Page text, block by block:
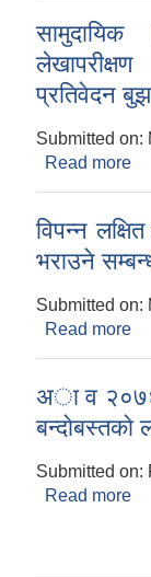
प्रतिवेदन
Submitted on:
Read more
विपन्न
भराउने
Submitted on:
Read more
अा व
बन्दाेबस्तकाे
Submitted on:
Read more